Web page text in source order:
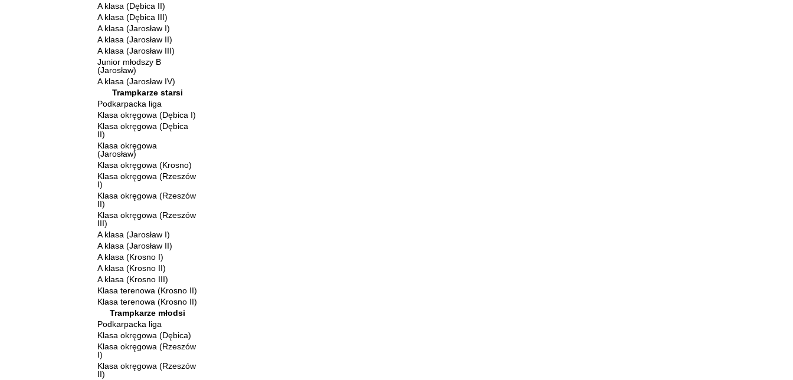
A klasa (Dębica II)
A klasa (Dębica III)
A klasa (Jarosław I)
A klasa (Jarosław II)
A klasa (Jarosław III)
Junior młodszy B
(Jarosław)
A klasa (Jarosław IV)
Trampkarze starsi
Podkarpacka liga
Klasa okręgowa (Dębica I)
Klasa okręgowa (Dębica
II)
Klasa okręgowa
(Jarosław)
Klasa okręgowa (Krosno)
Klasa okręgowa (Rzeszów
I)
Klasa okręgowa (Rzeszów
II)
Klasa okręgowa (Rzeszów
III)
A klasa (Jarosław I)
A klasa (Jarosław II)
A klasa (Krosno I)
A klasa (Krosno II)
A klasa (Krosno III)
Klasa terenowa (Krosno II)
Klasa terenowa (Krosno II)
Trampkarze młodsi
Podkarpacka liga
Klasa okręgowa (Dębica)
Klasa okręgowa (Rzeszów
I)
Klasa okręgowa (Rzeszów
II)